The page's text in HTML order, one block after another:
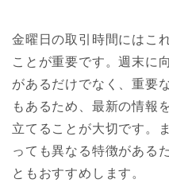
金曜日の取引時間にはこ
ことが重要です。週末に
があるだけでなく、重要
もあるため、最新の情報
立てることが大切です。
っても異なる特徴がある
ともおすすめします。